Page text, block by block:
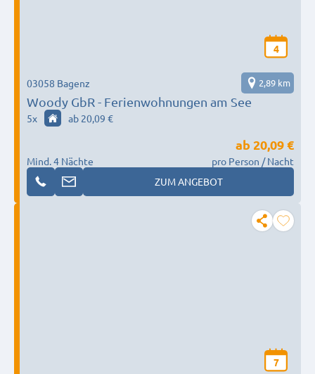
4
Woody GbR - Ferienwohnungen am See
03058 Bagenz 2,89 km
5x ab 20,09 €
Mind. 4 Nächte
ab 20,09 €
pro Person / Nacht
ZUM ANGEBOT
7